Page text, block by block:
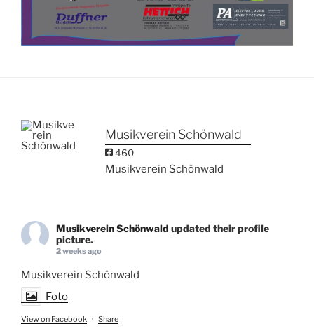
Musikverein Schönwald
460
Musikverein Schönwald
Musikverein Schönwald updated their profile
picture.
2 weeks ago
Musikverein Schönwald
Foto
View on Facebook · Share